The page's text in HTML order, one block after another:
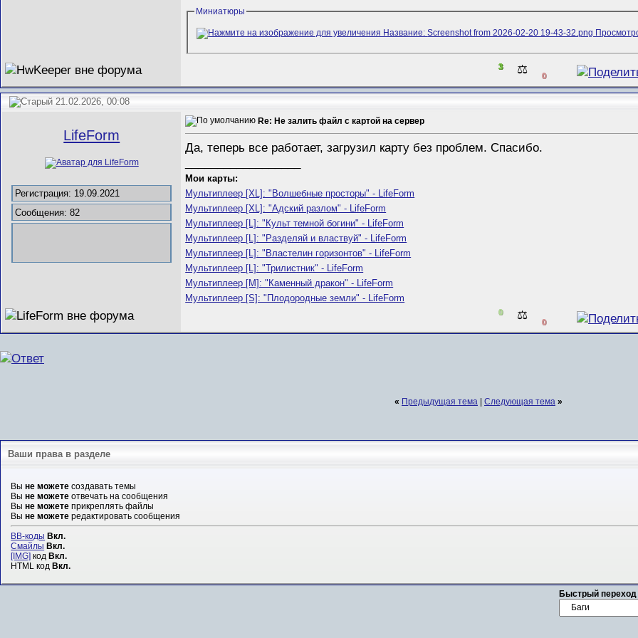
Миниатюры
3 ⚖️ 0
21.02.2026, 00:08
LifeForm
Регистрация: 19.09.2021
Сообщения: 82
Re: Не залить файл с картой на сервер
Да, теперь все работает, загрузил карту без проблем. Спасибо.
Мои карты:
Мультиплеер [XL]: "Волшебные просторы" - LifeForm
Мультиплеер [XL]: "Адский разлом" - LifeForm
Мультиплеер [L]: "Культ темной богини" - LifeForm
Мультиплеер [L]: "Разделяй и властвуй" - LifeForm
Мультиплеер [L]: "Властелин горизонтов" - LifeForm
Мультиплеер [L]: "Трилистник" - LifeForm
Мультиплеер [M]: "Каменный дракон" - LifeForm
Мультиплеер [S]: "Плодородные земли" - LifeForm
0 ⚖️ 0
« Предыдущая тема Следующая тема »
Ваши права в разделе
Выне можете создавать темы
Выне можете отвечать на сообщения
Выне можете прикреплять файлы
Выне можете редактировать сообщения
BB-коды Вкл.
Смайлы Вкл.
[IMG] кодВкл.
HTML кодВкл.
Быстрый переход